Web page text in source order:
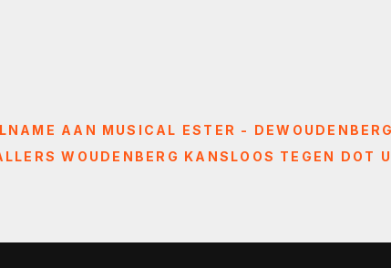
AAN MUSICAL ESTER -
WOUDENBERG KANSLOOS TEGEN DOT